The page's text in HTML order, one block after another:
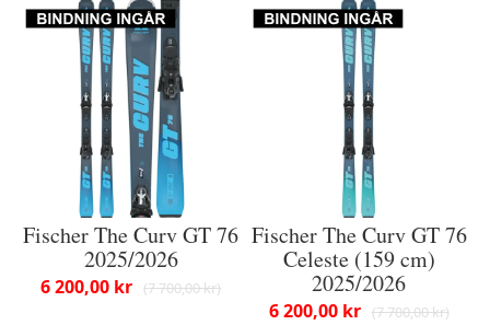
Fischer The Curv GT 76
2025/2026
7 700,00 kr
6 200,00 kr
Fischer The Curv GT 76
Celeste (159 cm)
2025/2026
7 700,00 kr
6 200,00 kr